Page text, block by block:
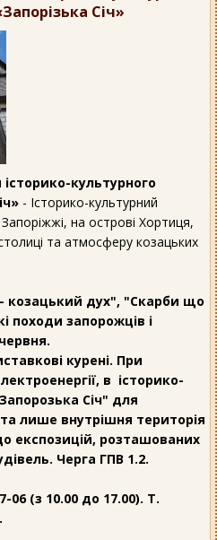
Січ»
історико-культурного
- Історико-культурний
на острові Хортиця,
та атмосферу козацьких
козацький дух", "Скарби що
походи запорожців і
курені. При
в історико-
Січ" для
лише внутрішня територія
експозицій, розташованих
Черга ГПВ 1.2.
06 (з 10.00 до 17.00). Т.